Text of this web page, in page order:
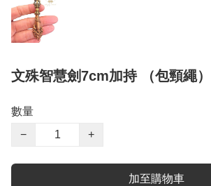
文殊智慧劍7cm加持 （包頸繩）
數量
−
+
加至購物車